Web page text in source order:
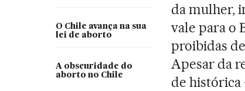
O Chile avança na sua
lei de aborto
A obscuridade do
aborto no Chile
da mulher,
vale para o
proibidas
Apesar da
de histórica